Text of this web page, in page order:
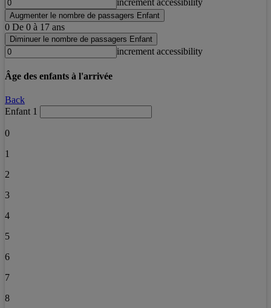
increment accessibility
Augmenter le nombre de passagers Enfant
0 De 0 à 17 ans
Diminuer le nombre de passagers Enfant
increment accessibility
Âge des enfants à l'arrivée
Back
Enfant 1
0
1
2
3
4
5
6
7
8